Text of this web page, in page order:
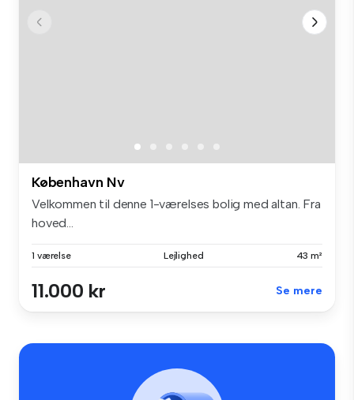
København Nv
Velkommen til denne 1-værelses bolig med altan. Fra
hoved...
1 værelse Lejlighed 43 m²
11.000 kr Se mere